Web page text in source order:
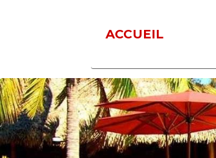
ACCUEIL